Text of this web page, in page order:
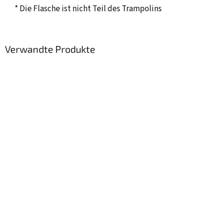
* Die Flasche ist nicht Teil des Trampolins
Verwandte Produkte